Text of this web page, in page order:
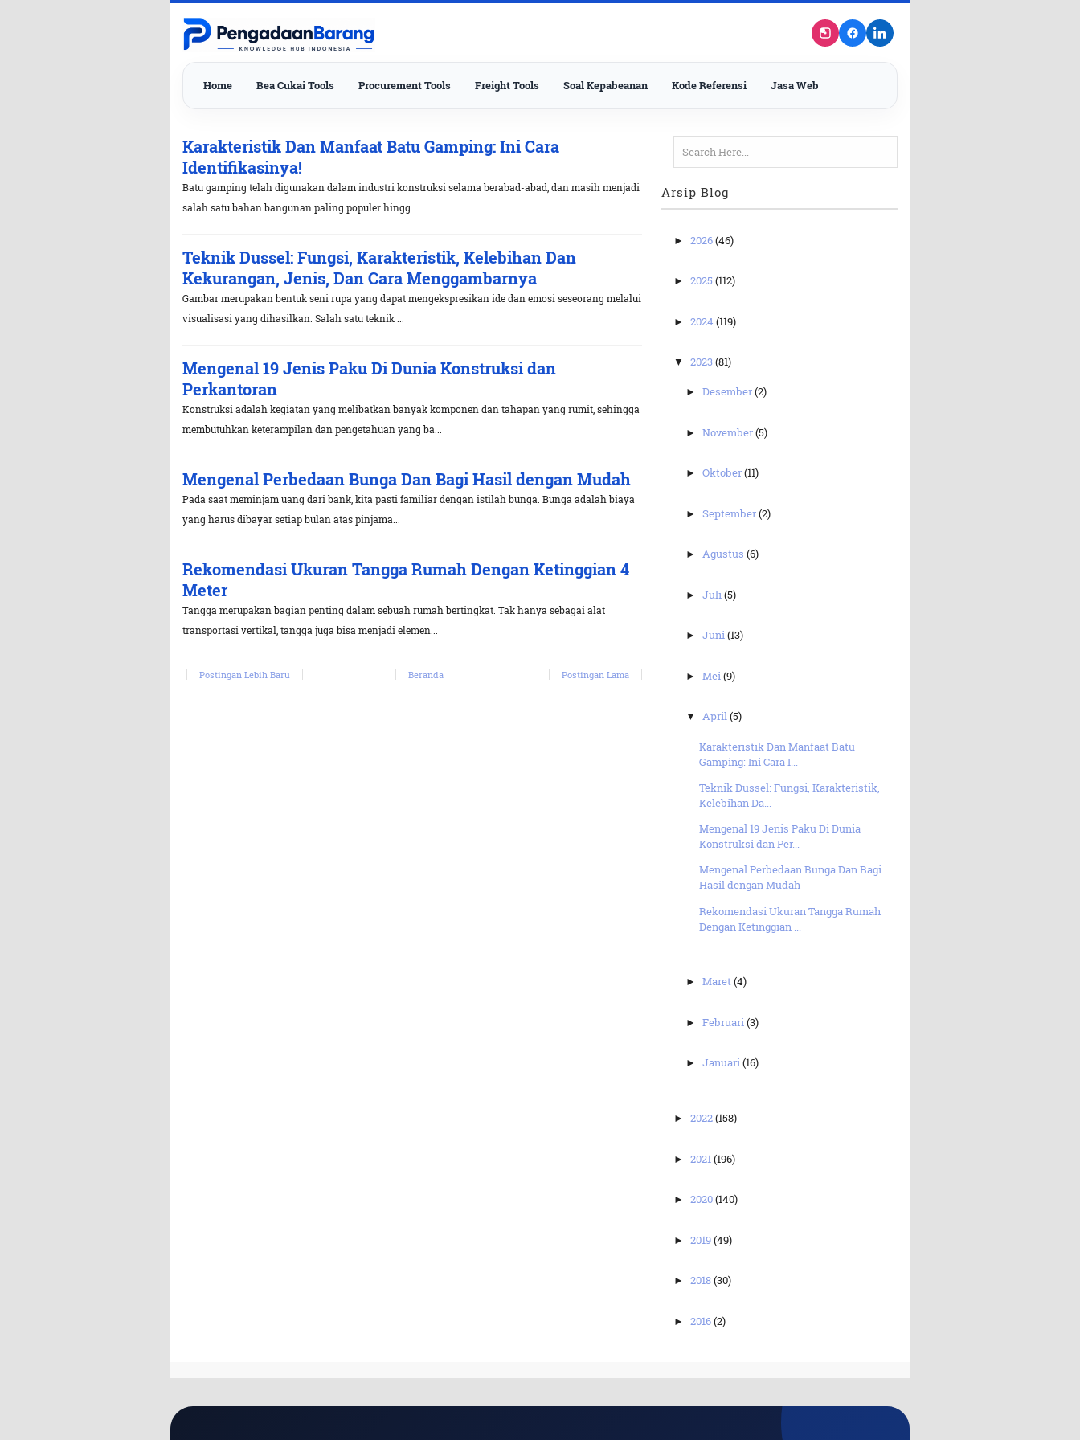
Home Bea Cukai Tools Procurement Tools Freight Tools Soal Kepabeanan Kode Referensi Jasa Web
Karakteristik Dan Manfaat Batu Gamping: Ini Cara
Identifikasinya!
Batu gamping telah digunakan dalam industri konstruksi selama berabad-abad, dan masih menjadi
salah satu bahan bangunan paling populer hingg...
Teknik Dussel: Fungsi, Karakteristik, Kelebihan Dan
Kekurangan, Jenis, Dan Cara Menggambarnya
Gambar merupakan bentuk seni rupa yang dapat mengekspresikan ide dan emosi seseorang melalui
visualisasi yang dihasilkan. Salah satu teknik ...
Mengenal 19 Jenis Paku Di Dunia Konstruksi dan
Perkantoran
Konstruksi adalah kegiatan yang melibatkan banyak komponen dan tahapan yang rumit, sehingga
membutuhkan keterampilan dan pengetahuan yang ba...
Mengenal Perbedaan Bunga Dan Bagi Hasil dengan Mudah
Pada saat meminjam uang dari bank, kita pasti familiar dengan istilah bunga. Bunga adalah biaya
yang harus dibayar setiap bulan atas pinjama...
Rekomendasi Ukuran Tangga Rumah Dengan Ketinggian 4
Meter
Tangga merupakan bagian penting dalam sebuah rumah bertingkat. Tak hanya sebagai alat
transportasi vertikal, tangga juga bisa menjadi elemen...
Postingan Lebih Baru Postingan Lama
Beranda
Arsip Blog
► 2026(46)
► 2025 (112)
► 2024 (119)
▼ 2023(81)
►Desember(2)
►November(5)
►Oktober(11)
►September(2)
►Agustus(6)
►Juli(5)
►Juni(13)
►Mei(9)
▼April(5)
Karakteristik Dan Manfaat Batu
Gamping: Ini Cara I...
Teknik Dussel: Fungsi, Karakteristik,
Kelebihan Da...
Mengenal 19 Jenis Paku Di Dunia
Konstruksi dan Per...
Mengenal Perbedaan Bunga Dan Bagi
Hasil dengan Mudah
Rekomendasi Ukuran Tangga Rumah
Dengan Ketinggian ...
►Maret(4)
►Februari(3)
►Januari(16)
► 2022(158)
► 2021(196)
► 2020(140)
► 2019(49)
► 2018(30)
► 2016(2)